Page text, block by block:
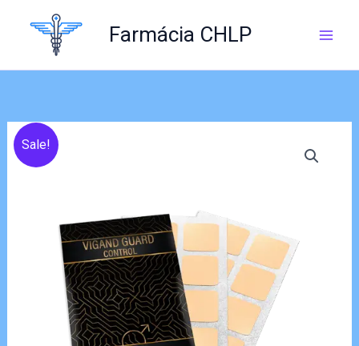
Farmácia CHLP
Sale!